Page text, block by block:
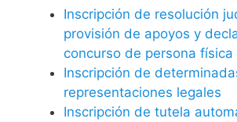
Inscripción de resolución
provisión de apoyos y
concurso de persona física
Inscripción de
representaciones legales
Inscripción de tutela